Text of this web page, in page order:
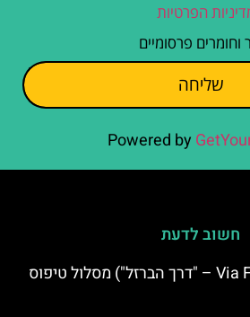
הפרטיות
פרסומיים
שליחה
Powered by
חשוב לדעת
ויה פראטה (Via Ferrata – "דרך הברזל") מסלול טיפוס